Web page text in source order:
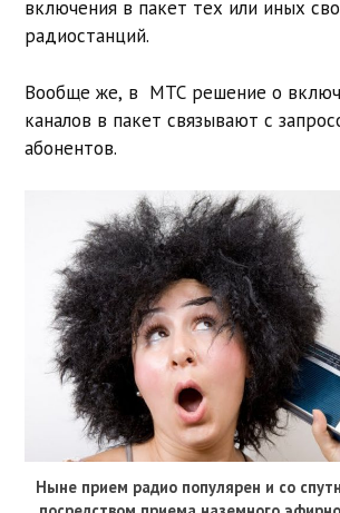
включения в пакет тех или иных
радиостанций.
Вообще же, в МТС решение о
каналов в пакет связывают с
абонентов.
Ныне прием радио популярен и со